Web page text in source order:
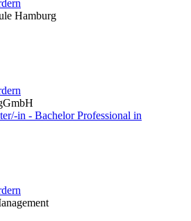
Hamburg
in - Bachelor Professional in